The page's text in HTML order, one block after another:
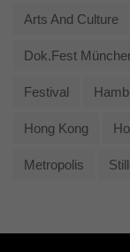
Arts And Culture
Dok.fest
Festival
Hong Kong
Metropolis